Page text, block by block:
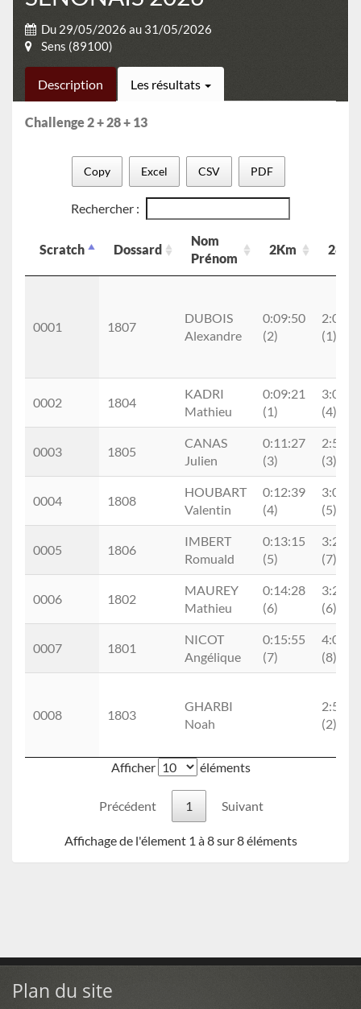
Du 29/05/2026 au 31/05/2026
Sens (89100)
Description Les résultats
Challenge 2 + 28 + 13
Copy Excel CSV PDF
Rechercher :
Scratch Dossard
Nom
Prénom
2Km
0001 1807
DUBOIS
Alexandre
0:09:50
(2)
(1)
0002 1804
KADRI
Mathieu
0:09:21
(1)
(4)
0003 1805
CANAS
Julien
0:11:27
(3)
(3)
0004 1808
HOUBART
Valentin
0:12:39
(4)
(5)
0005 1806
IMBERT
Romuald
0:13:15
(5)
(7)
0006 1802
MAUREY
Mathieu
0:14:28
(6)
(6)
0007 1801
NICOT
Angélique
0:15:55
(7)
(8)
0008 1803
GHARBI
Noah
(2)
Afficher éléments
Précédent 1 Suivant
Affichage de l'élement 1 à 8 sur 8 éléments
Plan du site